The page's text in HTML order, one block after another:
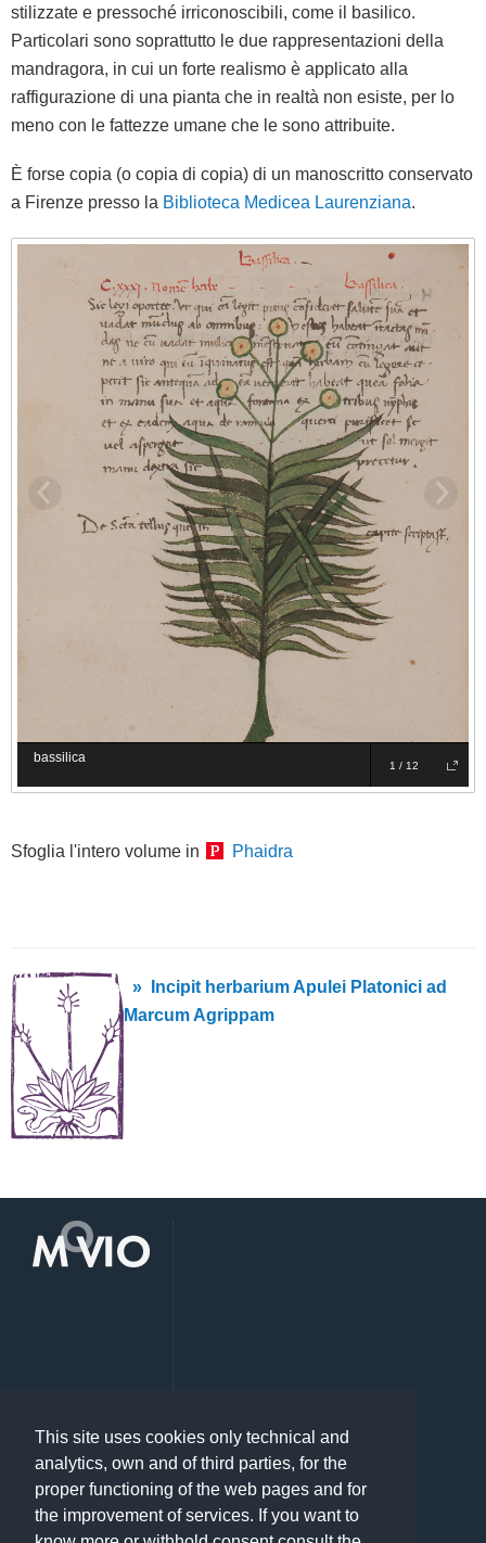
This site uses cookies only technical and
analytics, own and of third parties, for the
proper functioning of the web pages and for
the improvement of services. If you want to
stilizzate e pressoché irriconoscibili, come il basilico.
Particolari sono soprattutto le due rappresentazioni della
mandragora, in cui un forte realismo è applicato alla
raffigurazione di una pianta che in realtà non esiste, per lo
meno con le fattezze umane che le sono attribuite.
È forse copia (o copia di copia) di un manoscritto conservato
a Firenze presso la Biblioteca Medicea Laurenziana.
bassilica
1 / 12
Sfoglia l'intero volume in Phaidra
» Incipit herbarium Apulei Platonici ad
Marcum Agrippam